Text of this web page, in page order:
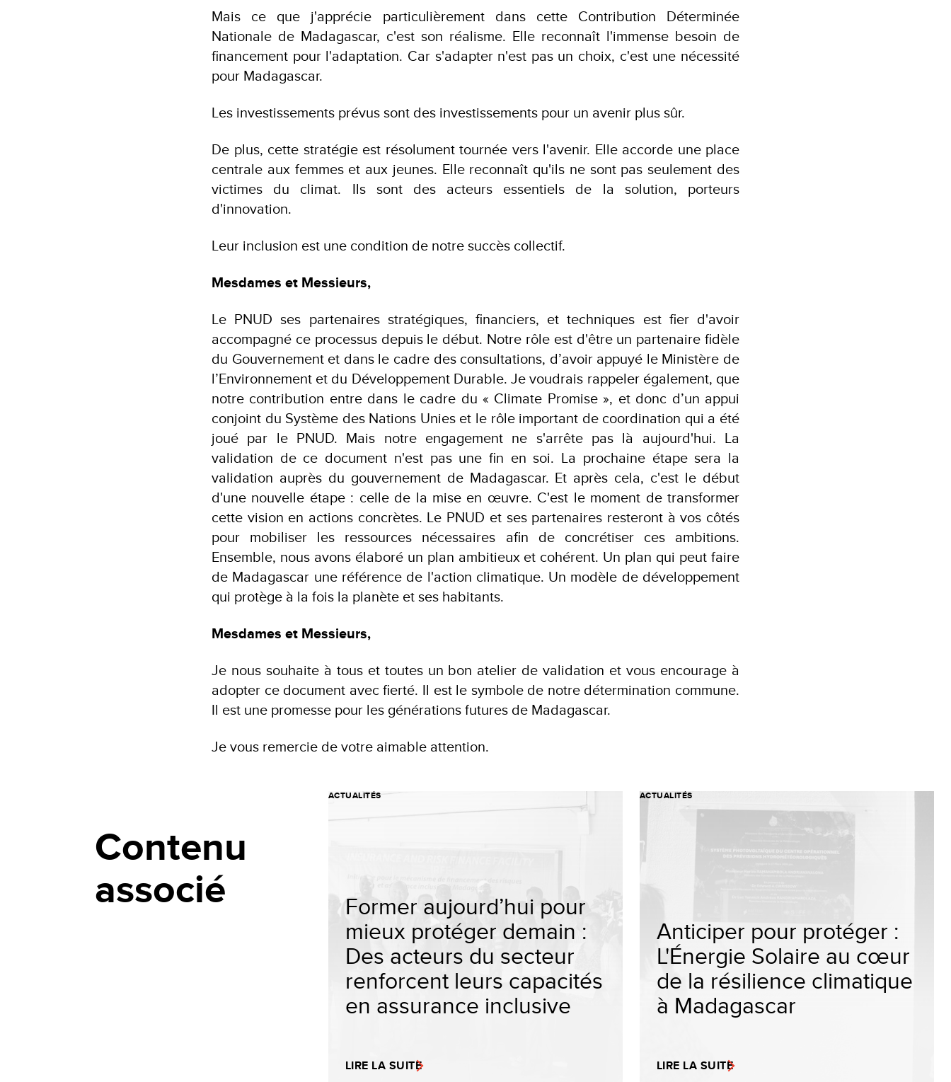
Mais ce que j'apprécie particulièrement dans cette Contribution Déterminée
Nationale de Madagascar, c'est son réalisme. Elle reconnaît l'immense besoin de
financement pour l'adaptation. Car s'adapter n'est pas un choix, c'est une nécessité
pour Madagascar.
Les investissements prévus sont des investissements pour un avenir plus sûr.
De plus, cette stratégie est résolument tournée vers l'avenir. Elle accorde une place
centrale aux femmes et aux jeunes. Elle reconnaît qu'ils ne sont pas seulement des
victimes du climat. Ils sont des acteurs essentiels de la solution, porteurs
d'innovation.
Leur inclusion est une condition de notre succès collectif.
Mesdames et Messieurs,
Le PNUD ses partenaires stratégiques, financiers, et techniques est fier d'avoir
accompagné ce processus depuis le début. Notre rôle est d'être un partenaire fidèle
du Gouvernement et dans le cadre des consultations, d’avoir appuyé le Ministère de
l’Environnement et du Développement Durable. Je voudrais rappeler également, que
notre contribution entre dans le cadre du « Climate Promise », et donc d’un appui
conjoint du Système des Nations Unies et le rôle important de coordination qui a été
joué par le PNUD. Mais notre engagement ne s'arrête pas là aujourd'hui. La
validation de ce document n'est pas une fin en soi. La prochaine étape sera la
validation auprès du gouvernement de Madagascar. Et après cela, c'est le début
d'une nouvelle étape : celle de la mise en œuvre. C'est le moment de transformer
cette vision en actions concrètes. Le PNUD et ses partenaires resteront à vos côtés
pour mobiliser les ressources nécessaires afin de concrétiser ces ambitions.
Ensemble, nous avons élaboré un plan ambitieux et cohérent. Un plan qui peut faire
de Madagascar une référence de l'action climatique. Un modèle de développement
qui protège à la fois la planète et ses habitants.
Mesdames et Messieurs,
Je nous souhaite à tous et toutes un bon atelier de validation et vous encourage à
adopter ce document avec fierté. Il est le symbole de notre détermination commune.
Il est une promesse pour les générations futures de Madagascar.
Je vous remercie de votre aimable attention.
Contenu
associé
ACTUALITÉS
Former aujourd’hui pour
mieux protéger demain :
Des acteurs du secteur
renforcent leurs capacités
en assurance inclusive
LIRE LA SUITE
ACTUALITÉS
Anticiper pour protéger :
L'Énergie Solaire au cœur
de la résilience climatique
à Madagascar
LIRE LA SUITE